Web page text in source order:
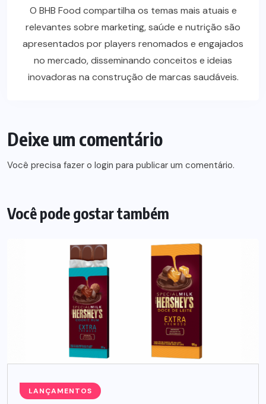
O BHB Food compartilha os temas mais atuais e
relevantes sobre marketing, saúde e nutrição são
apresentados por players renomados e engajados
no mercado, disseminando conceitos e ideias
inovadoras na construção de marcas saudáveis.
Deixe um comentário
Você precisa fazer o login para publicar um comentário.
Você pode gostar também
LANÇAMENTOS